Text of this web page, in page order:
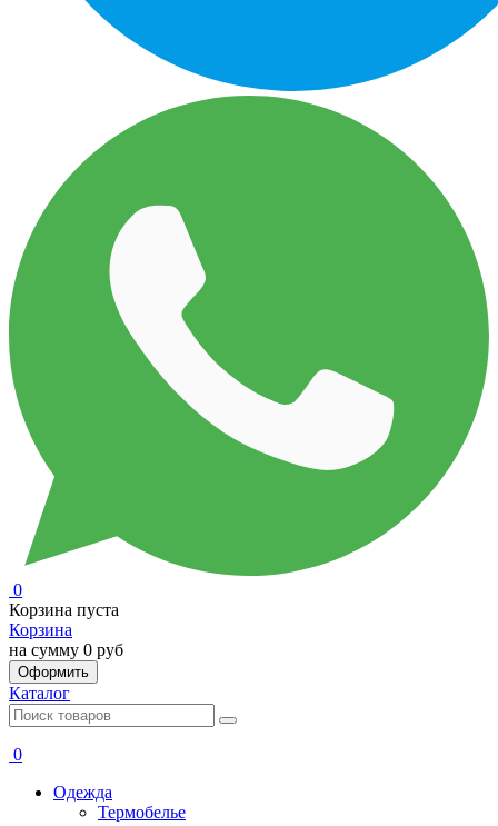
0
Корзина пуста
Корзина
на сумму 0 руб
Оформить
Каталог
0
Одежда
Термобелье